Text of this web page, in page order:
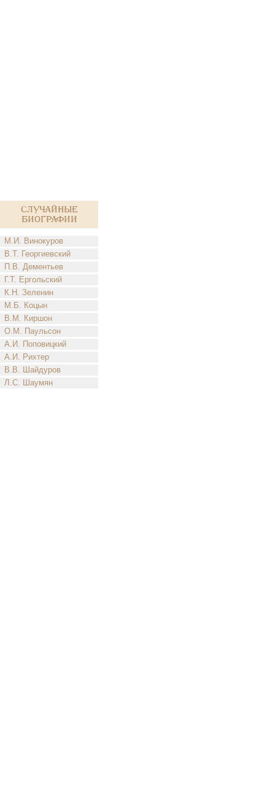
Случайные
биографии
М.И. Винокуров
В.Т. Георгиевский
П.В. Дементьев
Г.Т. Ергольский
К.Н. Зеленин
М.Б. Коцын
В.М. Киршон
О.М. Паульсон
А.И. Поповицкий
А.И. Рихтер
В.В. Шайдуров
Л.С. Шаумян